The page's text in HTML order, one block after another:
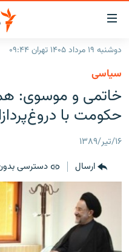
لینک‌های
قابلیت
دسترسی
بازگشت
منوی
اصلی
رفتن
صفحه
جستجو
ایران
جهان
برنامه‌های رادیویی
فرکانس‌ها
پادکست
چندرسانه‌ای
گزارش‌های تصویری
گزارش‌های ویدئویی
زنان فردا
English
دوشنبه ۱۹ مرداد ۱۴۰۵ تهران ۰۹:۴۴
سیاسی
خاتمى و موسوى:
حکومت با
۱۶/تیر/۱۳۸۹
ارسال
دسترسی